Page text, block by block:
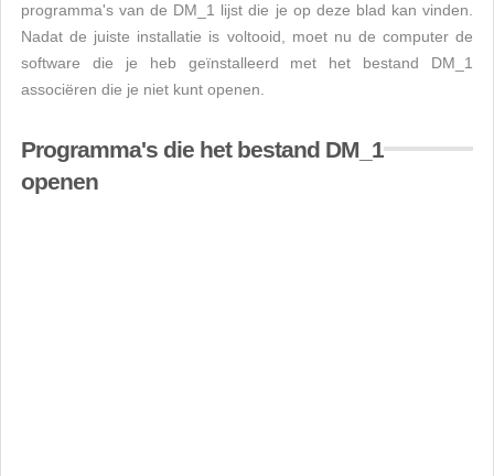
programma's van de DM_1 lijst die je op deze blad kan vinden.
Nadat de juiste installatie is voltooid, moet nu de computer de
software die je heb geïnstalleerd met het bestand DM_1
associëren die je niet kunt openen.
Programma's die het bestand DM_1
openen